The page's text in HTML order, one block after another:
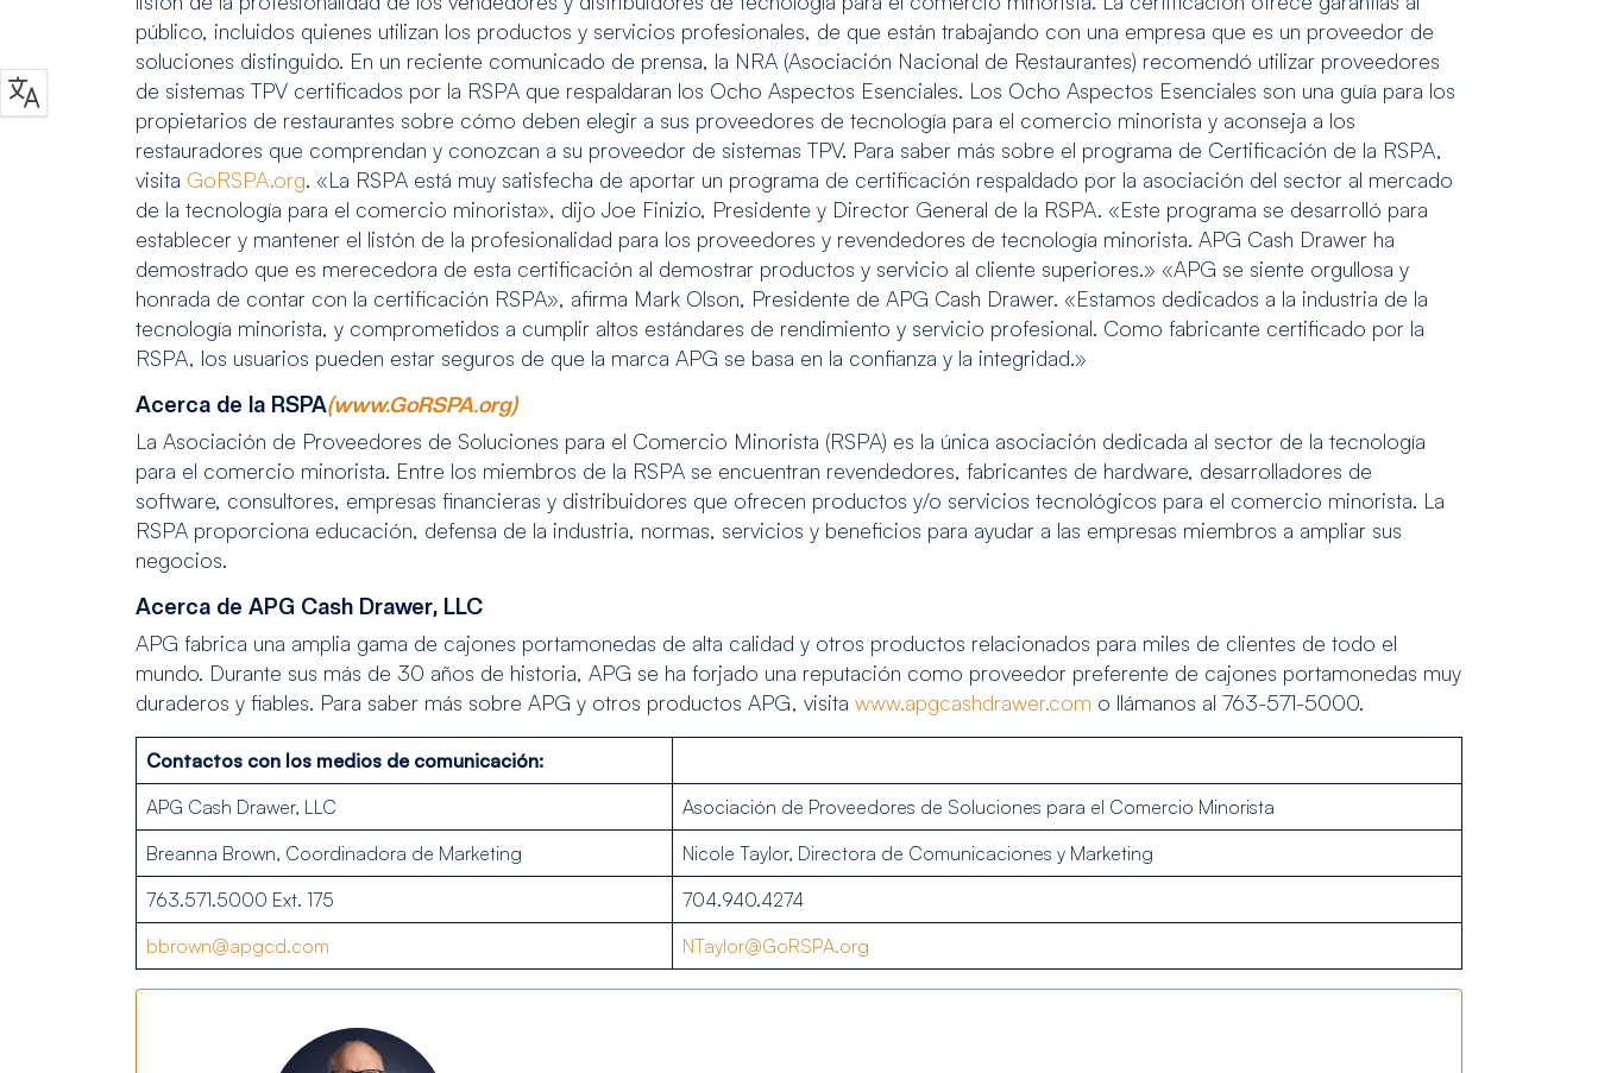
público, incluidos quienes utilizan los productos y servicios profesionales, de que están trabajando con una empresa que es un proveedor de
soluciones distinguido. En un reciente comunicado de prensa, la NRA (Asociación Nacional de Restaurantes) recomendó utilizar proveedores
de sistemas TPV certificados por la RSPA que respaldaran los Ocho Aspectos Esenciales. Los Ocho Aspectos Esenciales son una guía para los
propietarios de restaurantes sobre cómo deben elegir a sus proveedores de tecnología para el comercio minorista y aconseja a los
restauradores que comprendan y conozcan a su proveedor de sistemas TPV. Para saber más sobre el programa de Certificación de la RSPA,
visita GoRSPA.org. «La RSPA está muy satisfecha de aportar un programa de certificación respaldado por la asociación del sector al mercado
de la tecnología para el comercio minorista», dijo Joe Finizio, Presidente y Director General de la RSPA. «Este programa se desarrolló para
establecer y mantener el listón de la profesionalidad para los proveedores y revendedores de tecnología minorista. APG Cash Drawer ha
demostrado que es merecedora de esta certificación al demostrar productos y servicio al cliente superiores.» «APG se siente orgullosa y
honrada de contar con la certificación RSPA», afirma Mark Olson, Presidente de APG Cash Drawer. «Estamos dedicados a la industria de la
tecnología minorista, y comprometidos a cumplir altos estándares de rendimiento y servicio profesional. Como fabricante certificado por la
RSPA, los usuarios pueden estar seguros de que la marca APG se basa en la confianza y la integridad.»
Acerca de la RSPA(www.GoRSPA.org)
La Asociación de Proveedores de Soluciones para el Comercio Minorista (RSPA) es la única asociación dedicada al sector de la tecnología
para el comercio minorista. Entre los miembros de la RSPA se encuentran revendedores, fabricantes de hardware, desarrolladores de
software, consultores, empresas financieras y distribuidores que ofrecen productos y/o servicios tecnológicos para el comercio minorista. La
RSPA proporciona educación, defensa de la industria, normas, servicios y beneficios para ayudar a las empresas miembros a ampliar sus
negocios.
Acerca de APG Cash Drawer, LLC
APG fabrica una amplia gama de cajones portamonedas de alta calidad y otros productos relacionados para miles de clientes de todo el
mundo. Durante sus más de 30 años de historia, APG se ha forjado una reputación como proveedor preferente de cajones portamonedas muy
duraderos y fiables. Para saber más sobre APG y otros productos APG, visita www.apgcashdrawer.com o llámanos al 763-571-5000.
Contactos con los medios de comunicación:
APG Cash Drawer, LLC
Asociación de Proveedores de Soluciones para el Comercio Minorista
Breanna Brown, Coordinadora de Marketing
Nicole Taylor, Directora de Comunicaciones y Marketing
763.571.5000 Ext. 175
704.940.4274
bbrown@apgcd.com
NTaylor@GoRSPA.org